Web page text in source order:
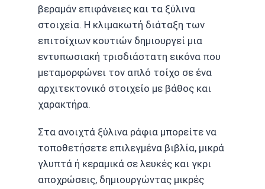
βεραμάν επιφάνειες και τα ξύλινα
στοιχεία. Η κλιμακωτή διάταξη των
επιτοίχιων κουτιών δημιουργεί μια
εντυπωσιακή τρισδιάστατη εικόνα που
μεταμορφώνει τον απλό τοίχο σε ένα
αρχιτεκτονικό στοιχείο με βάθος και
χαρακτήρα.
Στα ανοιχτά ξύλινα ράφια μπορείτε να
τοποθετήσετε επιλεγμένα βιβλία, μικρά
γλυπτά ή κεραμικά σε λευκές και γκρι
αποχρώσεις, δημιουργώντας μικρές